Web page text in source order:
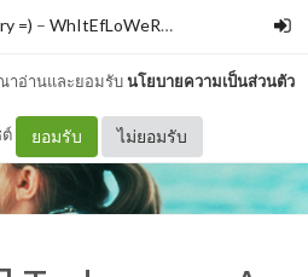
าอ่านและยอมรับนโยบายความเป็นส่วนตัว
ต์ ยอมรับ ไม่ยอมรับ
=) – WhItEfLoWeR ☮